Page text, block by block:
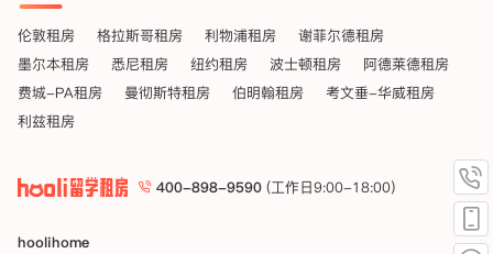
伦敦租房 格拉斯哥租房 利物浦租房
谢菲尔德租房
墨尔本租房
悉尼租房 纽约租房 波士顿租房
阿德莱德租房
费城-PA租房
曼彻斯特租房 伯明翰租房
考文垂-华威租房
利兹租房
400-898-9590 (工作日9:00-18:00)
hoolihome